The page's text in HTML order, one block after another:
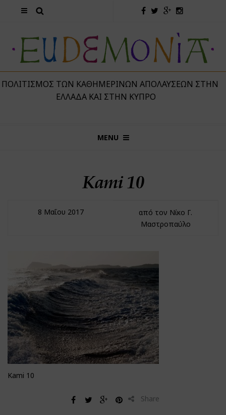
ΤΩΝ ΚΑΘΗΜΕΡΙΝΏΝ ΑΠΟΛΑΎΣΕΩΝ ΣΤΗΝ
ΕΛΛΆΔΑ ΚΑΙ ΣΤΗΝ ΚΎΠΡΟ
MENU
Kami 10
8 Μαΐου 2017
από τον Νίκο Γ.
Μαστροπαύλο
Kami 10
Share